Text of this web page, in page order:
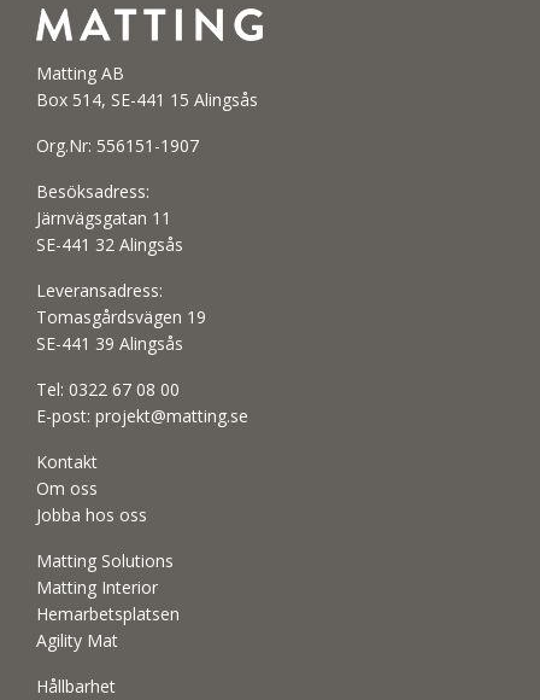
Matting AB
Box 514, SE-441 15 Alingsås
Org.Nr: 556151-1907
Besöksadress:
Järnvägsgatan 11
SE-441 32 Alingsås
Leveransadress:
Tomasgårdsvägen 19
SE-441 39 Alingsås
Tel: 0322 67 08 00
E-post: projekt@matting.se
Kontakt
Om oss
Jobba hos oss
Matting Solutions
Matting Interior
Hemarbetsplatsen
Agility Mat
Hållbarhet